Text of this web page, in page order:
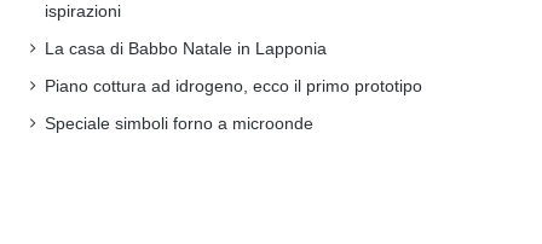
ispirazioni
La casa di Babbo Natale in Lapponia
Piano cottura ad idrogeno, ecco il primo prototipo
Speciale simboli forno a microonde